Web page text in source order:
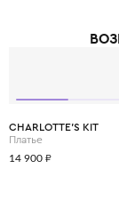
создавать
которые с
Выбирая
частичку
CHARLOTTE'S KIT
Платье
14 900 ₽